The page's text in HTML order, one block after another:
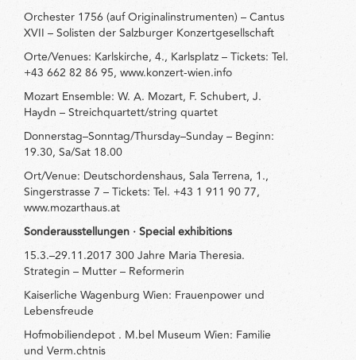
Orchester 1756 (auf Originalinstrumenten) – Cantus
XVII – Solisten der Salzburger Konzertgesellschaft
Orte/Venues: Karlskirche, 4., Karlsplatz – Tickets: Tel.
+43 662 82 86 95, www.konzert-wien.info
Mozart Ensemble: W. A. Mozart, F. Schubert, J.
Haydn – Streichquartett/string quartet
Donnerstag–Sonntag/Thursday–Sunday – Beginn:
19.30, Sa/Sat 18.00
Ort/Venue: Deutschordenshaus, Sala Terrena, 1.,
Singerstrasse 7 – Tickets: Tel. +43 1 911 90 77,
www.mozarthaus.at
Sonderausstellungen · Special exhibitions
15.3.–29.11.2017 300 Jahre Maria Theresia.
Strategin – Mutter – Reformerin
Kaiserliche Wagenburg Wien: Frauenpower und
Lebensfreude
Hofmobiliendepot . M.bel Museum Wien: Familie
und Verm.chtnis